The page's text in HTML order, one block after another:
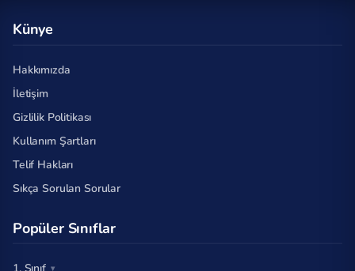
Künye
Hakkımızda
İletişim
Gizlilik Politikası
Kullanım Şartları
Telif Hakları
Sıkça Sorulan Sorular
Popüler Sınıflar